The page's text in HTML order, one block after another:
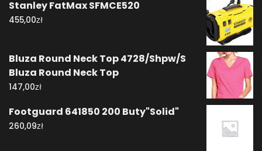
Stanley FatMax SFMCE520
455,00zł
Bluza Round Neck Top 4728/Shpw/S
Bluza Round Neck Top
147,00zł
Footguard 641850 200 Buty"Solid"
260,09zł